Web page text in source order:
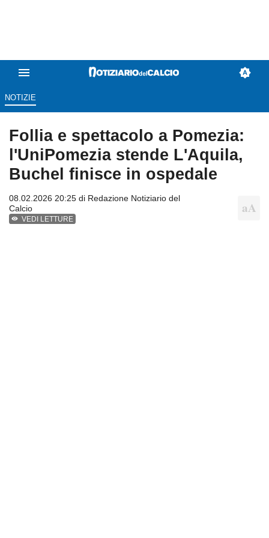
NOTIZIE
Follia e spettacolo a Pomezia:
l'UniPomezia stende L'Aquila,
Buchel finisce in ospedale
08.02.2026 20:25 di Redazione Notiziario del
Calcio
VEDI LETTURE